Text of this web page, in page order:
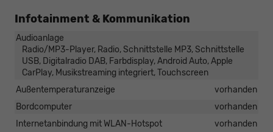
Infotainment & Kommunikation
Audioanlage
Radio/MP3-Player, Radio, Schnittstelle MP3, Schnittstelle
USB, Digitalradio DAB, Farbdisplay, Android Auto, Apple
CarPlay, Musikstreaming integriert, Touchscreen
Außentemperaturanzeige
vorhanden
Bordcomputer
vorhanden
Internetanbindung mit WLAN-Hotspot
vorhanden